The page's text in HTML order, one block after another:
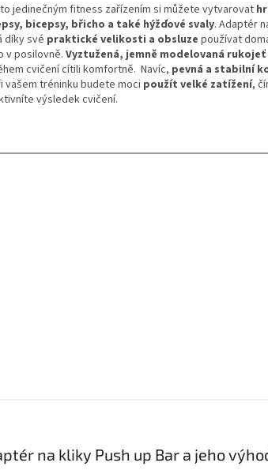
jedinečným fitness zařízením si můžete vytvarovat
bicepsy, břicho a také hýžďové svaly. Adaptér
díky své praktické velikosti a obsluze používat
v posilovně. Vyztužená, jemně modelovaná rukojeť
cvičení cítili komfortně. Navíc, pevná a stabilní
vašem tréninku budete moci použít velké zatížení,
výsledek cvičení.
na kliky Push up Bar a jeho